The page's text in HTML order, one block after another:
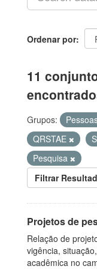
Ordenar por
11
Grupos:
QRSTAE
Pesquisa
Filtrar
Projetos de
Relação de
vigência,
acadêmica no